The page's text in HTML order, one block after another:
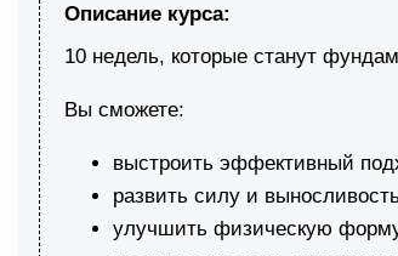
Описание курса:
10 недель, которые станут
Вы сможете:
выстроить эффективный
развить силу и
улучшить физическую